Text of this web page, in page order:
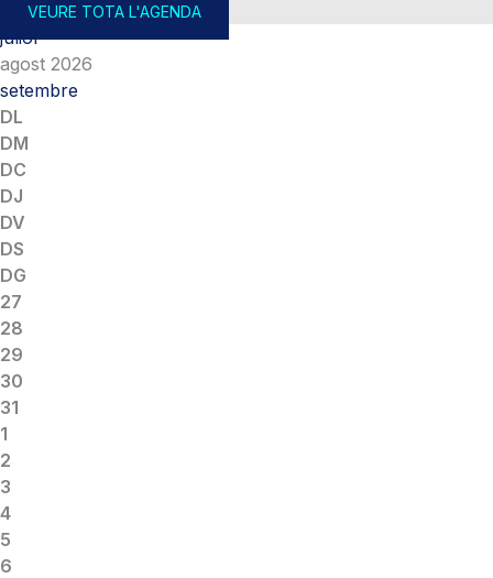
VEURE TOTA L'AGENDA
juliol
agost 2026
setembre
DL
DM
DC
DJ
DV
DS
DG
27
28
29
30
31
1
2
3
4
5
6